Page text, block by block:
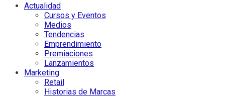
Actualidad
Cursos y Eventos
Medios
Tendencias
Emprendimiento
Premiaciones
Lanzamientos
Marketing
Retail
Historias de Marcas